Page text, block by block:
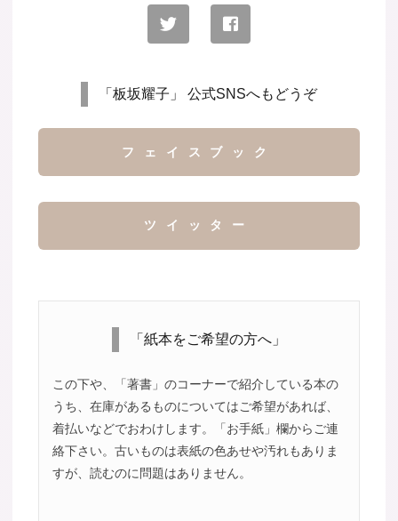
「板坂耀子」 公式SNSへもどうぞ
フェイスブック
ツイッター
「紙本をご希望の方へ」
この下や、「著書」のコーナーで紹介している本の
うち、在庫があるものについてはご希望があれば、
着払いなどでおわけします。「お手紙」欄からご連
絡下さい。古いものは表紙の色あせや汚れもありま
すが、読むのに問題はありません。